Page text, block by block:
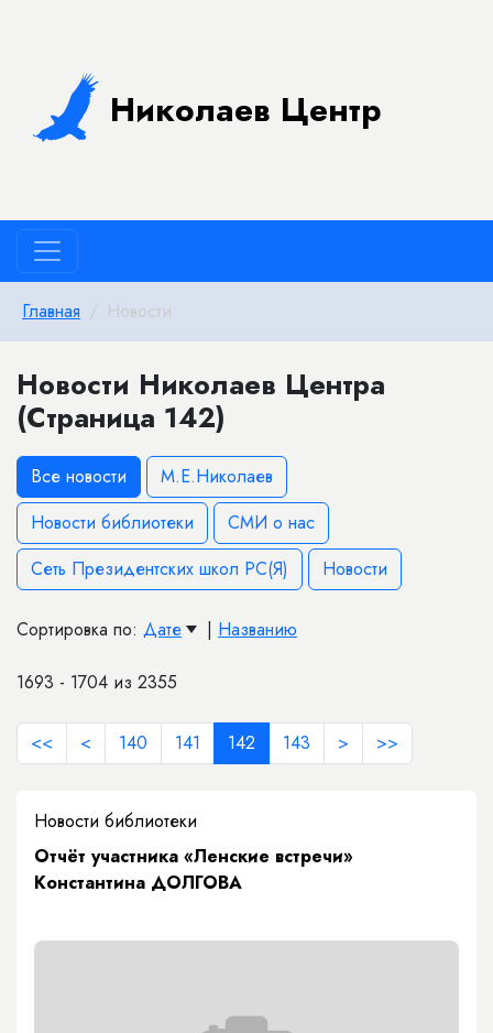
Николаев Центр
Главная Новости
Новости Николаев Центра
(Страница 142)
Все новости
М.Е.Николаев
Новости библиотеки
СМИ о нас
Сеть Президентских школ РС(Я)
Новости
Сортировка по: Дате | Названию
1693 - 1704 из 2355
<< < 140 141 142 143 > >>
Новости библиотеки
Отчёт участника «Ленские встречи»
Константина ДОЛГОВА